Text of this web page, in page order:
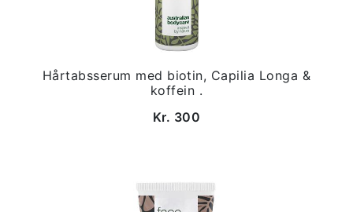
Hårtabsserum med biotin, Capilia Longa &
koffein .
Kr. 300